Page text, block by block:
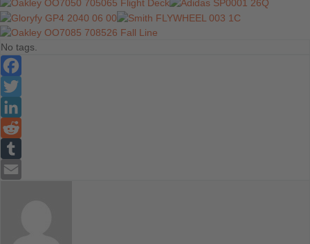
No tags.
Facebook
Twitter
LinkedIn
Reddit
Tumblr